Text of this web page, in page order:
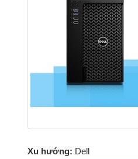
Xu hướng: Dell